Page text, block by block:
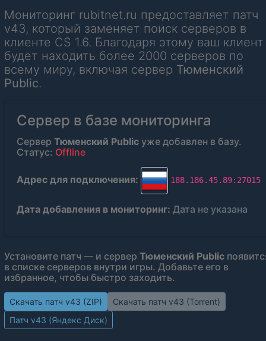
Мониторинг rubitnet.ru предоставляет патч
v43, который заменяет поиск серверов в
клиенте CS 1.6. Благодаря этому ваш клиент
будет находить более 2000 серверов по
всему миру, включая сервер Тюменский
Public.
Сервер в базе мониторинга
Сервер Тюменский Public уже добавлен в базу.
Статус: Offline
Адрес для подключения: 188.186.45.89:27015
Дата добавления в мониторинг: Дата не указана
Установите патч — и сервер Тюменский Public
в списке серверов внутри игры. Добавьте его в
избранное, чтобы быстро заходить.
Скачать патч v43 (ZIP)
Скачать патч v43 (Torrent)
Патч v43 (Яндекс Диск)